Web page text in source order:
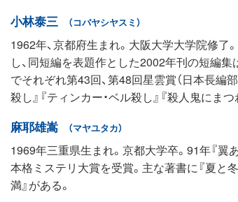
小林泰三 （コバヤシヤスミ）
1962年、京都府生まれ。大阪大学大学院修了
し、同短編を表題作とした2002年刊の短編集
でそれぞれ第43回、第48回星雲賞（日本長編
殺し』『ティンカー・ベル殺し』『殺人鬼に
麻耶雄嵩 （マヤユタカ）
1969年三重県生まれ。京都大学卒。91年『翼
本格ミステリ大賞を受賞。主な著書に『夏と冬
満』がある。